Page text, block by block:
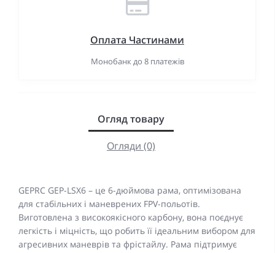
Оплата Частинами
Монобанк до 8 платежів
Огляд товару
Огляди (0)
GEPRC GEP-LSX6 – це 6-дюймова рама, оптимізована
для стабільних і маневрених FPV-польотів.
Виготовлена з високоякісного карбону, вона поєднує
легкість і міцність, що робить її ідеальним вибором для
агресивних маневрів та фрістайлу. Рама підтримує